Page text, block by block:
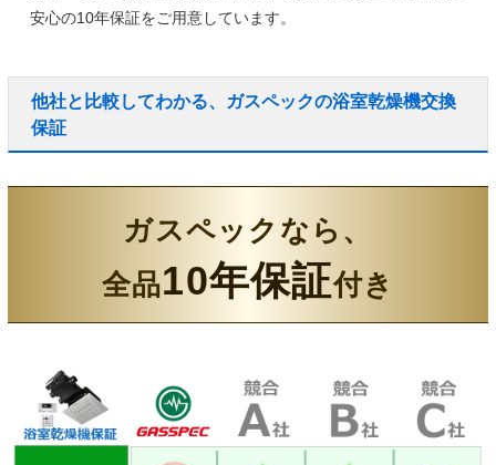
安心の10年保証をご用意しています。
他社と比較してわかる、ガスペックの浴室乾燥機交換
保証
ガスペックなら、
全品10年保証付き